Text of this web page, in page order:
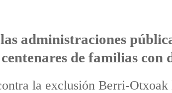
administraciones
de familias con
la exclusión Berri-